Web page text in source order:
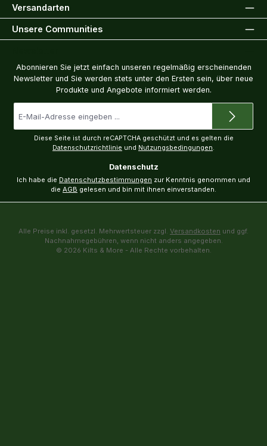
Versandarten
Unsere Communities
Abonnieren Sie jetzt einfach unseren regelmäßig erscheinenden
Newsletter und Sie werden stets unter den Ersten sein, über neue
Produkte und Angebote informiert werden.
Mail-
Adresse
Diese Seite ist durch reCAPTCHA geschützt und es gelten die
Datenschutzrichtlinie und Nutzungsbedingungen.
Datenschutz
Ich habe die Datenschutzbestimmungen zur Kenntnis genommen und
die AGB gelesen und bin mit ihnen einverstanden.
Alle Preise inkl. gesetzl. Mehrwertsteuer zzgl. Versandkosten und ggf.
Nachnahmegebühren, wenn nicht anders angegeben.
© 2026 Kilts & More - Alle Rechte vorbehalten.